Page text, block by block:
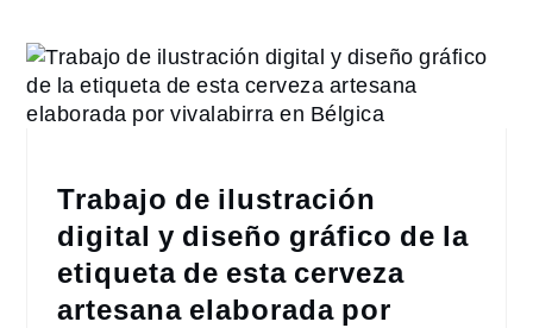
Trabajo de ilustración
digital y diseño gráfico de la
etiqueta de esta cerveza
artesana elaborada por